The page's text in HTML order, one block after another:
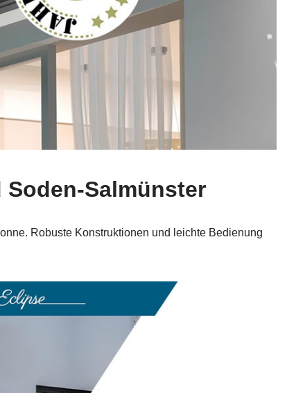
Salmünster
Robuste Konstruktionen und leichte Bedienung